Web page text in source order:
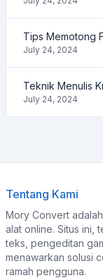
Tips Memotong
July 24, 2024
Teknik Menulis
July 24, 2024
Tentang Kami
Mory Convert
alat online. Situs ini,
teks, pengeditan
menawarkan solusi
ramah pengguna.